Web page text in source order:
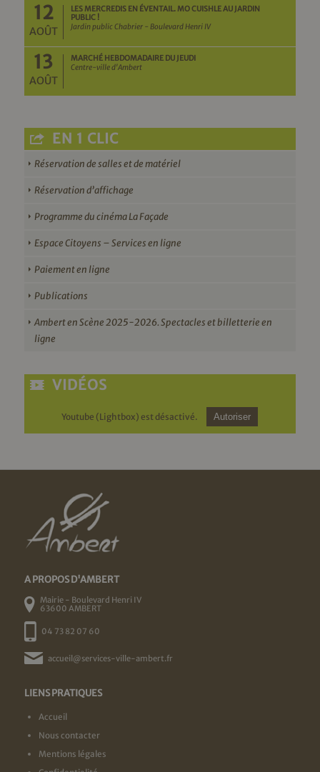
12
AOÛT
LES MERCREDIS EN ÉVENTAIL. MO CUISHLE AU JARDIN
PUBLIC !
Jardin public Chabrier - Boulevard Henri IV
13
AOÛT
MARCHÉ HEBDOMADAIRE DU JEUDI
Centre-ville d'Ambert
EN 1 CLIC
Réservation de salles et de matériel
Réservation d’affichage
Programme du cinéma La Façade
Espace Citoyens – Services en ligne
Paiement en ligne
Publications
Ambert en Scène 2025-2026. Spectacles et billetterie en
ligne
VIDÉOS
Youtube (Lightbox) est désactivé. Autoriser
A PROPOS D'AMBERT
Mairie - Boulevard Henri IV
63600 AMBERT
04 73 82 07 60
accueil@services-ville-ambert.fr
LIENS PRATIQUES
Accueil
Nous contacter
Mentions légales